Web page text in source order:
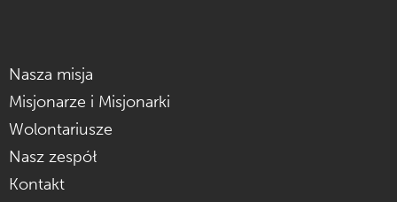
Nasza misja
Misjonarze i Misjonarki
Wolontariusze
Nasz zespół
Kontakt